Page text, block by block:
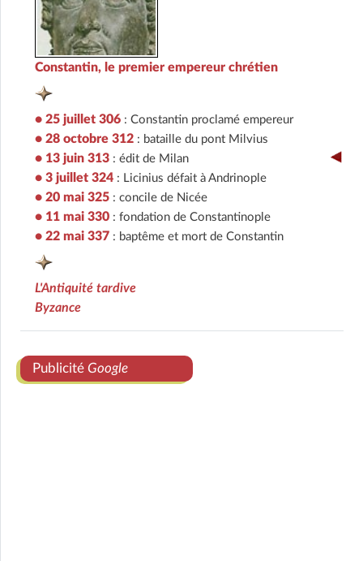
Constantin, le premier empereur chrétien
• 25 juillet 306 : Constantin proclamé empereur
• 28 octobre 312 : bataille du pont Milvius
• 13 juin 313 : édit de Milan
• 3 juillet 324 : Licinius défait à Andrinople
• 20 mai 325 : concile de Nicée
• 11 mai 330 : fondation de Constantinople
• 22 mai 337 : baptême et mort de Constantin
L'Antiquité tardive
Byzance
Publicité Google